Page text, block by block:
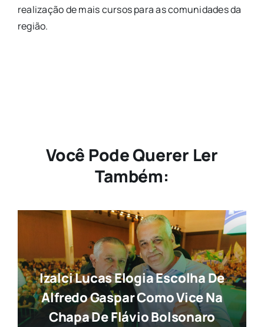
realização de mais cursos para as comunidades da
região.
Você Pode Querer Ler
Também:
Izalci Lucas Elogia Escolha De
Alfredo Gaspar Como Vice Na
Chapa De Flávio Bolsonaro